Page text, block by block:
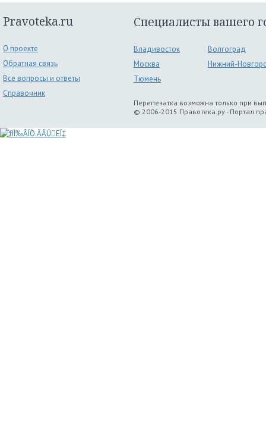
Pravoteka.ru
О проекте
Обратная связь
Все вопросы и ответы
Справочник
Специалисты вашего
Владивосток
Волгоград
Москва
Нижний-
Тюмень
Перепечатка возможна только при
© 2006-2015 Правотека.ру - Портал